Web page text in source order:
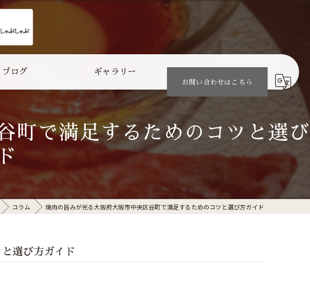
お問い合わせはこちら
ブログ ギャラリー
町で満足するためのコツと選び
コラム 焼肉の旨みが光る大阪府大阪市中央区谷町で満足するためのコツと選び方ガイド
選び方ガイド